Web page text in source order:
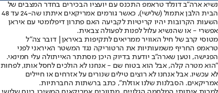
נשיא ארה"ב דונלד טראמפ התכנס עם יועציו הבכירים בחדר המצבים של
הבית הלבן אתמול (שלישי), כאשר גורמים אמריקאים איתתו שה-24 עד 48
השעות הקרובות יהיו קריטיות לקביעה האם פתרון דיפלומטי עם איראן
אפשרי - או שהנשיא עלול לפנות לפעולה צבאית.
מטוסי קרב של חיל האוויר ממריאים לתקיפות באיראן| דובר צה"ל
טראמפ החריף משמעותיות את הרטוריקה נגד המשטר האיראני לפני
הפגישה, וטען שארה"ב יודעת בדיוק היכן מסתתר האייתולה עלי חמינאי.
"הוא מטרה קלה, אבל הוא בטוח שם - אנחנו לא הולכים לחסל אותו, לפחות
לא עכשיו. אבל אנחנו לא רוצים טילים שנורים על אזרחים או חיילים
אמריקאים. הסבלנות שלנו אוזלת", כתב ברשתות החברתיות.